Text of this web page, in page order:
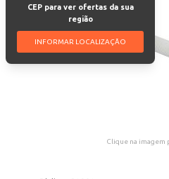
CEP para ver ofertas da sua
região
INFORMAR LOCALIZAÇÃO
Clique na imagem